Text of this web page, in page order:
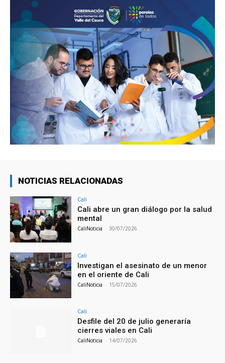
NOTICIAS RELACIONADAS
Cali
Cali abre un gran diálogo por la salud
mental
CaliNoticia - 30/07/2026
Cali
Investigan el asesinato de un menor
en el oriente de Cali
CaliNoticia - 15/07/2026
Cali
Desfile del 20 de julio generaría
cierres viales en Cali
CaliNoticia - 14/07/2026